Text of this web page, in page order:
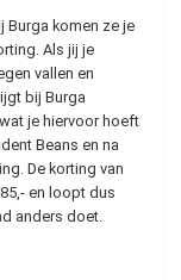
Burga komen ze je
Als jij je
vallen en
bij Burga
je hiervoor hoeft
Beans en na
De korting van
en loopt dus
anders doet.